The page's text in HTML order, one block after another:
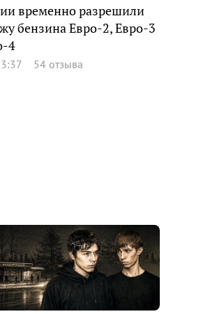
временно разрешили
бензина Евро-2, Евро-3
4
54 отзыва